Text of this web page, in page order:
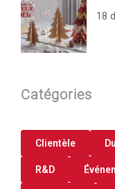
18
Catégories
Clientèle
R&D